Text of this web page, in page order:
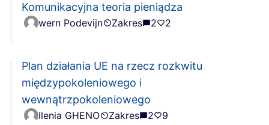
Komunikacyjna teoria pieniądza
wern Podevijn Zakres 2 2
Plan działania UE na rzecz rozkwitu
międzypokoleniowego i
wewnątrzpokoleniowego
Ilenia GHENO Zakres 2 9